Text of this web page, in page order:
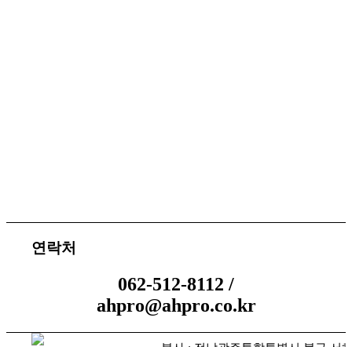
연락처
062-512-8112 /
ahpro@ahpro.co.kr